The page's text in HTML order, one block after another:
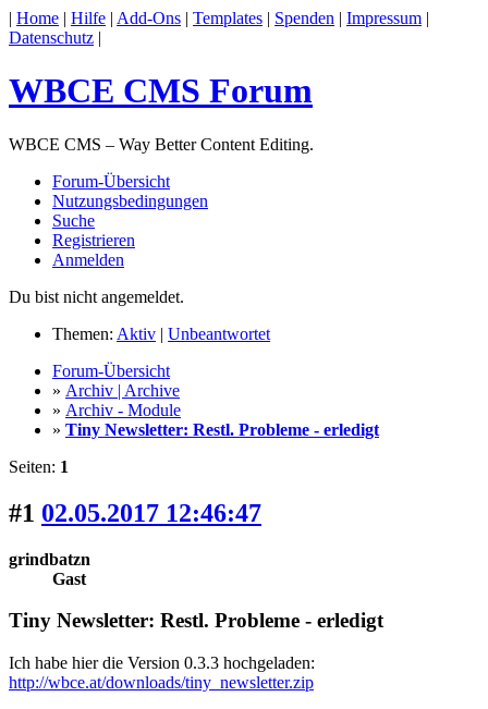
| Home | Hilfe | Add-Ons | Templates | Spenden | Impressum |
Datenschutz |
WBCE CMS Forum
WBCE CMS – Way Better Content Editing.
Forum-Übersicht
Nutzungsbedingungen
Suche
Registrieren
Anmelden
Du bist nicht angemeldet.
Themen: Aktiv | Unbeantwortet
Forum-Übersicht
» Archiv | Archive
» Archiv - Module
» Tiny Newsletter: Restl. Probleme - erledigt
Seiten: 1
#1 02.05.2017 12:46:47
grindbatzn
Gast
Tiny Newsletter: Restl. Probleme - erledigt
Ich habe hier die Version 0.3.3 hochgeladen:
http://wbce.at/downloads/tiny_newsletter.zip